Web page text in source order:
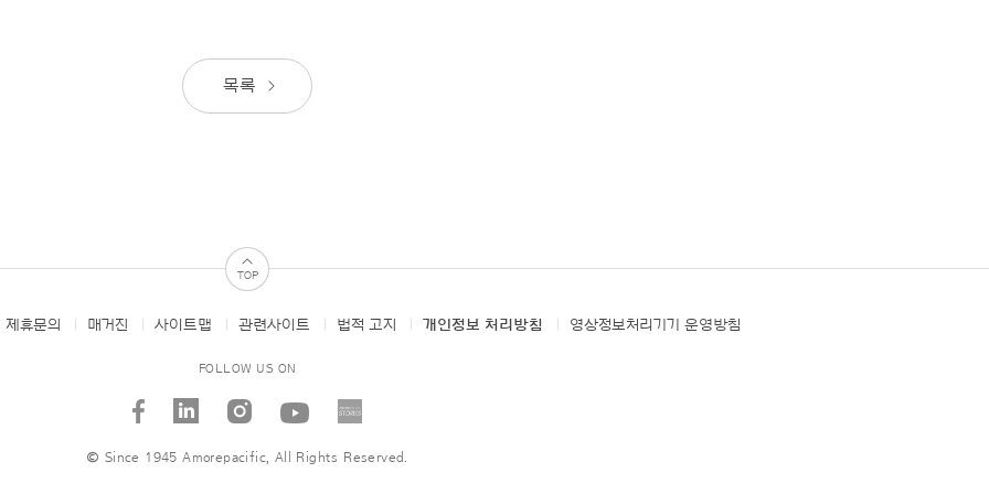
목록
TOP
제휴문의 매거진 사이트맵 관련사이트 법적 고지 개인정보 처리방침 영상정보처리기기 운영방침
FOLLOW US ON
facebook
linked_in
instagram
youtube
STORIES
© Since 1945 Amorepacific, All Rights Reserved.